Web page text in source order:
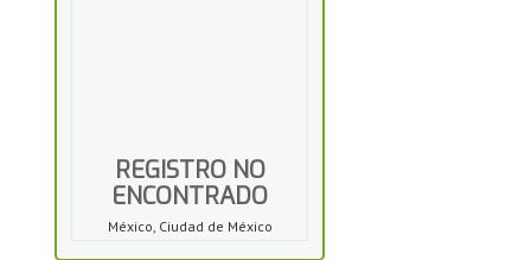
REGISTRO NO
ENCONTRADO
México, Ciudad de México